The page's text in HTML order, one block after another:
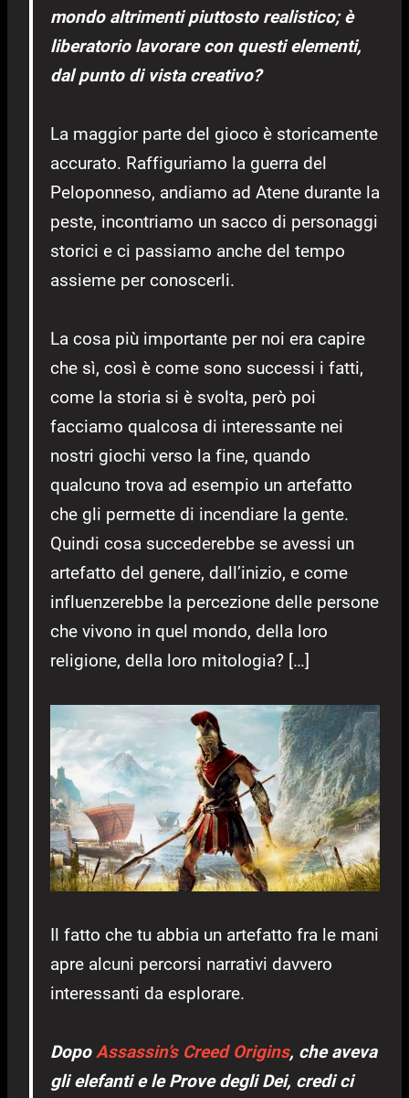
mondo altrimenti piuttosto realistico; è
liberatorio lavorare con questi elementi,
dal punto di vista creativo?
La maggior parte del gioco è storicamente
accurato. Raffiguriamo la guerra del
Peloponneso, andiamo ad Atene durante la
peste, incontriamo un sacco di personaggi
storici e ci passiamo anche del tempo
assieme per conoscerli.
La cosa più importante per noi era capire
che sì, così è come sono successi i fatti,
come la storia si è svolta, però poi
facciamo qualcosa di interessante nei
nostri giochi verso la fine, quando
qualcuno trova ad esempio un artefatto
che gli permette di incendiare la gente.
Quindi cosa succederebbe se avessi un
artefatto del genere, dall’inizio, e come
influenzerebbe la percezione delle persone
che vivono in quel mondo, della loro
religione, della loro mitologia? […]
Il fatto che tu abbia un artefatto fra le mani
apre alcuni percorsi narrativi davvero
interessanti da esplorare.
DopoAssassin’s Creed Origins, che aveva
gli elefanti e le Prove degli Dei, credi ci